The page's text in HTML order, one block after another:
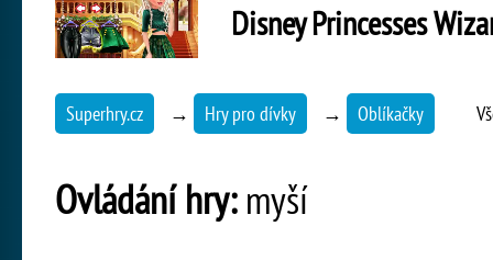
Disney Princesses
Superhry.cz → Hry pro dívky → Oblíkačky
Ovládání hry:myší